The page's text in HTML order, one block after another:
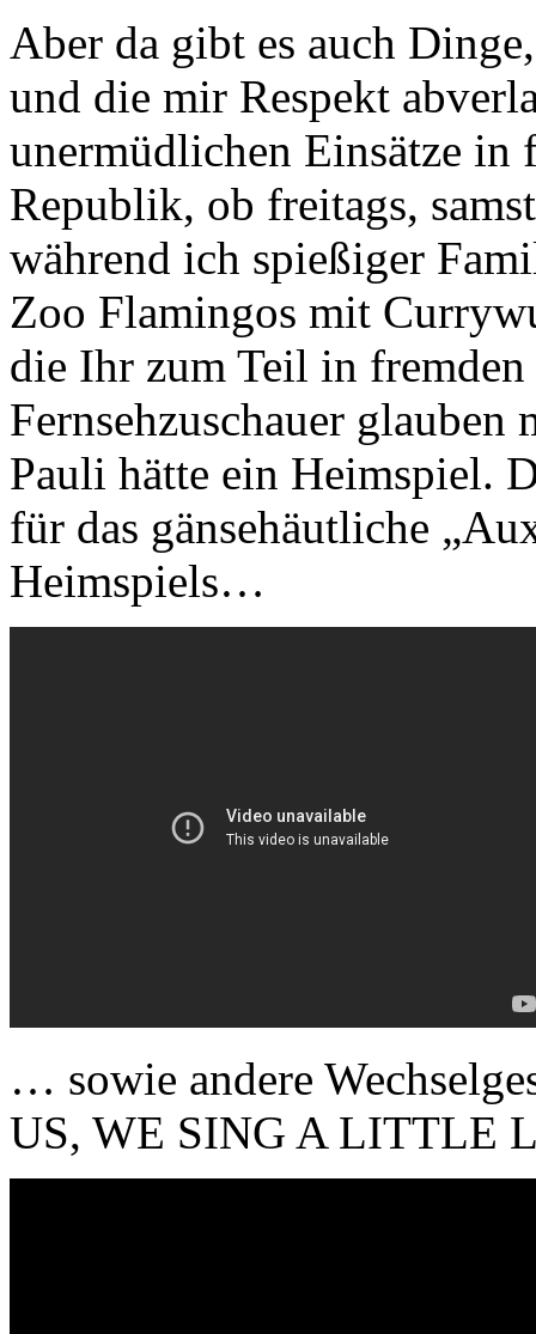
Aber da gibt es auch
und die mir Respekt
unermüdlichen Einsätze in
Republik, ob freitags,
während ich spießiger
Zoo Flamingos mit
die Ihr zum Teil in
Fernsehzuschauer glauben
Pauli hätte ein Heimspiel.
für das gänsehäutliche
Heimspiels…
… sowie andere
US, WE SING A LITTLE